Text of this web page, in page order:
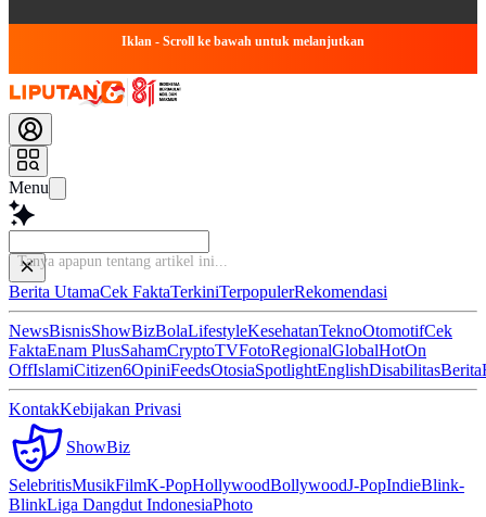
Iklan - Scroll ke bawah untuk melanjutkan
Menu
Tanya apapun te
Berita UtamaCek FaktaTerkiniTerpopulerRekomendasi
NewsBisnisShowBizBolaLifestyleKesehatanTeknoOtomotifCek
FaktaEnam PlusSahamCryptoTVFotoRegionalGlobalHotOn
OffIslamiCitizen6OpiniFeedsOtosiaSpotlightEnglishDisabilitasBerita
KontakKebijakan Privasi
ShowBiz
SelebritisMusikFilmK-PopHollywoodBollywoodJ-PopIndieBlink-
BlinkLiga Dangdut IndonesiaPhoto